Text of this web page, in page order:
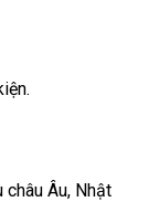
Âu, Nhật